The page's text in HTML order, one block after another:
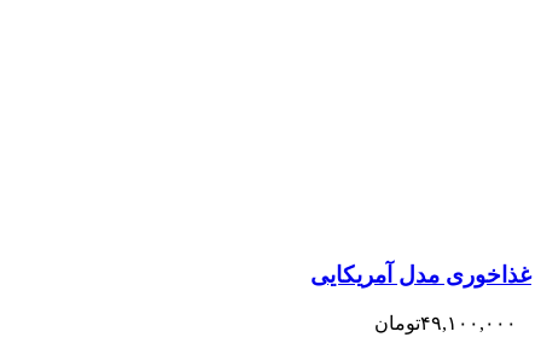
غذاخوری مدل آمریکایی
۴۹,۱۰۰,۰۰۰تومان